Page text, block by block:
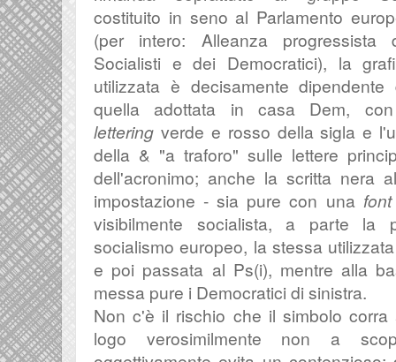
costituito in seno al Parlamento
(per intero: Alleanza progressista
Socialisti e dei Democratici), la
utilizzata è decisamente dipendente
quella adottata in casa Dem,
lettering verde e rosso della sigla e
della & "a traforo" sulle lettere
dell'acronimo; anche la scritta nera
impostazione - sia pure con una font
visibilmente socialista, a parte la
socialismo europeo, la stessa
e poi passata al Ps(i), mentre alla
messa pure i Democratici di sinistra.
Non c'è il rischio che il simbolo
logo verosimilmente non a